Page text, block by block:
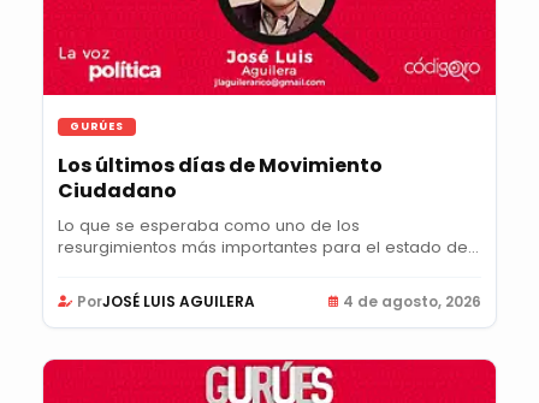
GURÚES
Los últimos días de Movimiento
Ciudadano
Lo que se esperaba como uno de los
resurgimientos más importantes para el estado de
PorJOSÉ LUIS AGUILERA 4 de agosto, 2026